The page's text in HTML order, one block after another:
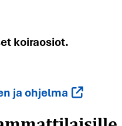
koiraosiot.
ja ohjelma